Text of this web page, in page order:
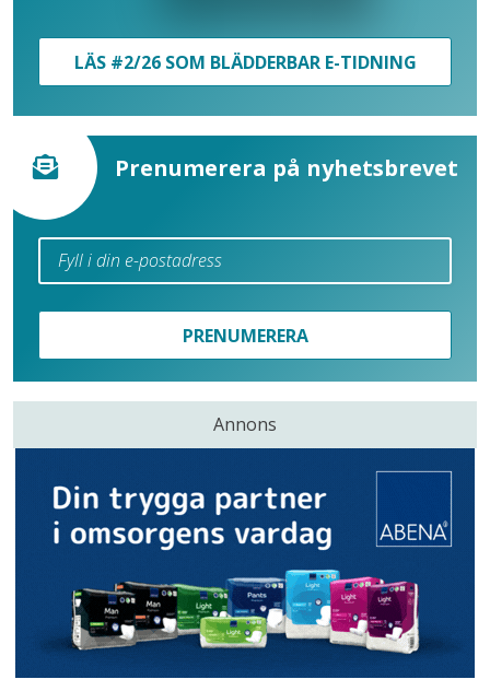
LÄS #2/26 SOM BLÄDDERBAR E-TIDNING
Prenumerera på nyhetsbrevet
PRENUMERERA
Annons